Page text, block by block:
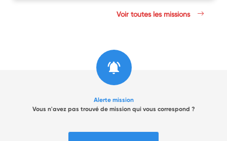
Voir toutes les missions
Alerte mission
Vous n'avez pas trouvé de mission qui vous correspond ?